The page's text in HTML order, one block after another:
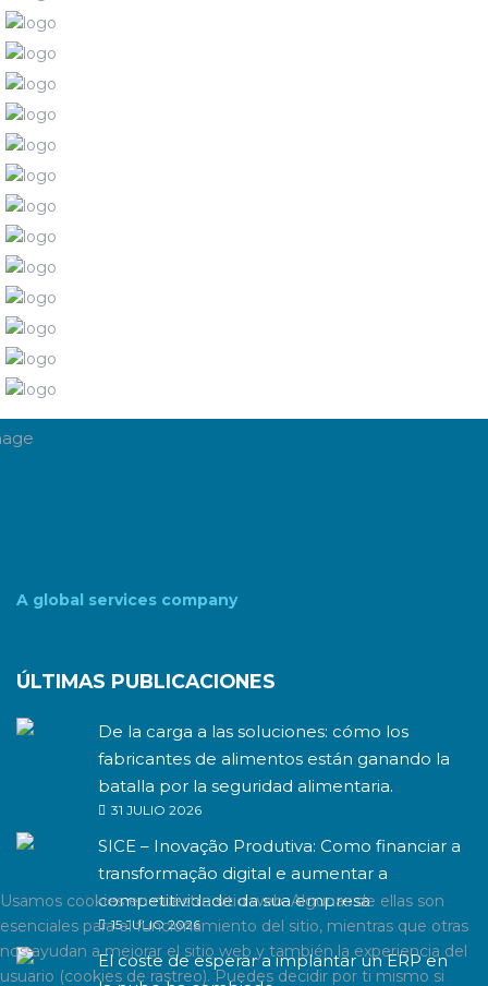
A global services company
ÚLTIMAS PUBLICACIONES
De la carga a las soluciones: cómo los
fabricantes de alimentos están ganando la
batalla por la seguridad alimentaria.
31 JULIO 2026
SICE – Inovação Produtiva: Como financiar a
transformação digital e aumentar a
competitividade da sua empresa
15 JULIO 2026
El coste de esperar a implantar un ERP en
Usamos cookies en nuestro sitio web. Algunas de ellas son
esenciales para el funcionamiento del sitio, mientras que otras
nos ayudan a mejorar el sitio web y también la experiencia del
usuario (cookies de rastreo). Puedes decidir por ti mismo si